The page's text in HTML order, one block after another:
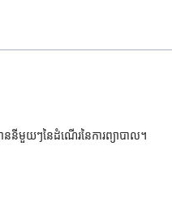
ននីមួយៗនៃដំណើរនៃការព្យាបាល។